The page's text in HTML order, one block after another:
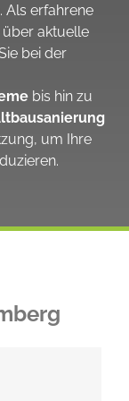
Als erfahrene
über aktuelle
bei der
bis hin zu
um Ihre